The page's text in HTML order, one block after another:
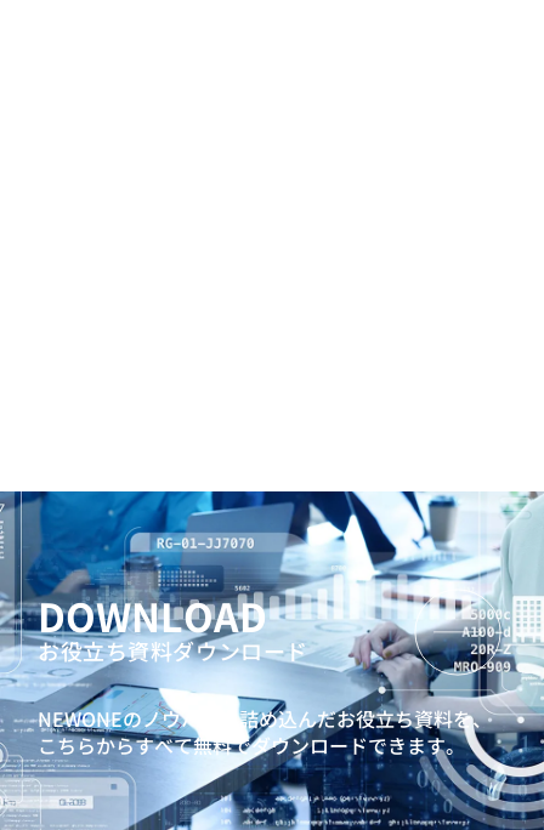
DOWNLOAD
お役立ち資料ダウンロード
NEWONEのノウハウを詰め込んだお役立ち資料を、
こちらからすべて無料でダウンロードできます。